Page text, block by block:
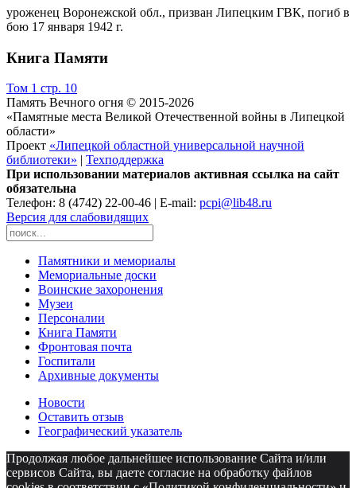
уроженец Воронежской обл., призван Липецким ГВК, погиб в
бою 17 января 1942 г.
Книга Памяти
Том 1 стр. 10
Память Вечного огня © 2015-2026
«Памятные места Великой Отечественной войны в Липецкой
области»
Проект «Липецкой областной универсальной научной
библиотеки»
Техподдержка
При использовании материалов активная ссылка на сайт
обязательна
Телефон: 8 (4742) 22-00-46 | E-mail: pcpi@lib48.ru
Версия для слабовидящих
Памятники и мемориалы
Мемориальные доски
Воинские захоронения
Музеи
Персоналии
Книга Памяти
Фронтовая почта
Госпитали
Архивные документы
Новости
Оставить отзыв
Географический указатель
Продолжая любое дальнейшее использование Сайта и/или
сервисов Сайта, вы даете согласие на обработку файлов